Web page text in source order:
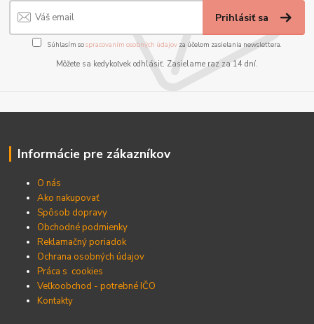
Prihlásiť sa
Súhlasím sospracovaním osobných údajov za účelom zasielania newslettera.
Môžete sa kedykoľvek odhlásiť. Zasielame raz za 14 dní.
Informácie pre zákazníkov
O nás
Ako nakupovať
Spôsob dopravy
Obchodné podmienky
Reklamačný poriadok
Ochrana osobných údajov
Práca s cookies
Veľkoobchod - potrebné IČO
Kontakty